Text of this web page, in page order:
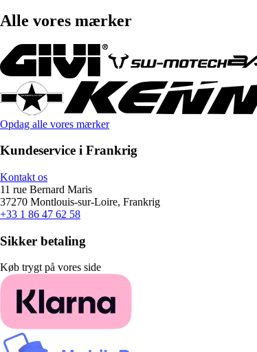
Alle vores mærker
Opdag alle vores mærker
Kundeservice i Frankrig
Kontakt os
11 rue Bernard Maris
37270 Montlouis-sur-Loire, Frankrig
+33 1 86 47 62 58
Sikker betaling
Køb trygt på vores side